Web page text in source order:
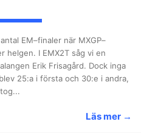
EM–finaler när MXGP–
helgen. I EMX2T såg vi en
Erik Frisagård. Dock inga
25:a i första och 30:e i andra,
Läs mer →